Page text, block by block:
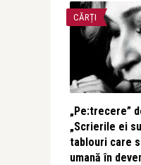
CĂRȚI
„Pe:trecere”
„Scrierile ei
tablouri care
umană în